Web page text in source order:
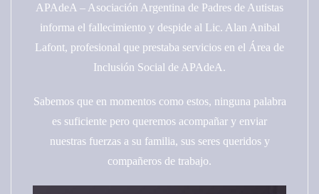
APAdeA – Asociación Argentina de Padres de Autistas
informa el fallecimiento y despide al Lic. Alan Anibal
Lafont, profesional que prestaba servicios en el Área de
Inclusión Social de APAdeA.
Sabemos que en momentos como estos, ninguna palabra
es suficiente pero queremos acompañar y enviar
nuestras fuerzas a su familia, sus seres queridos y
compañeros de trabajo.